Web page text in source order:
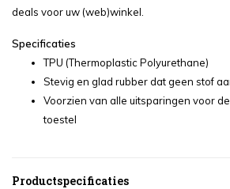
deals voor uw (web)winkel.
Specificaties
TPU (Thermoplastic Polyurethane)
Stevig en glad rubber dat geen stof
Voorzien van alle uitsparingen voor
toestel
Productspecificaties